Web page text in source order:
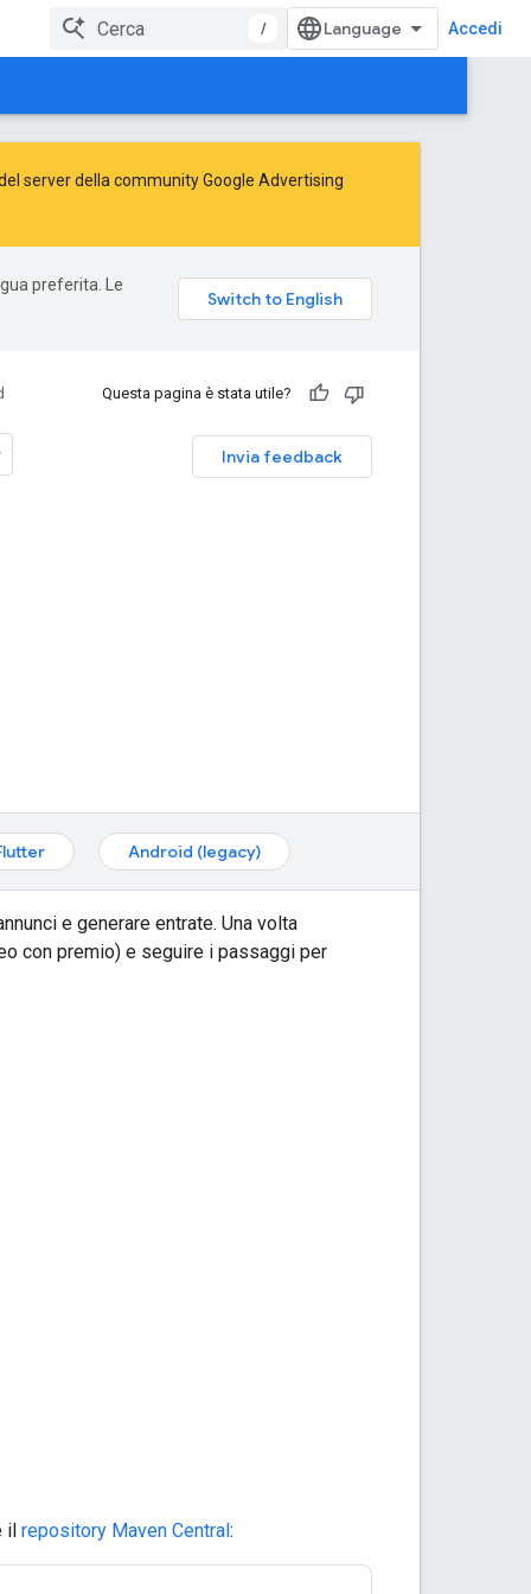
/ Accedi
server della community Google Advertising
preferita. Le
Questa pagina è stata utile?
Invia feedback
Android (legacy)
e generare entrate. Una volta
con premio) e seguire i passaggi per
il repository Maven Central: